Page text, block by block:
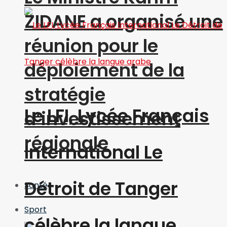
ZIDANE a organisé une
réunion pour le
déploiement de la
stratégie
d’investissement
régionale
Santé
Sport
Le LFI, Lycée Français
International Le
Détroit de Tanger